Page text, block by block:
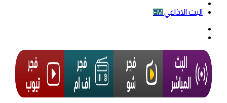
البث الاذاعي FM